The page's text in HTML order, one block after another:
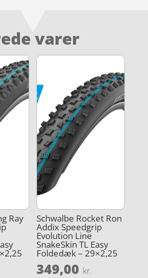
varer
Ray Schwalbe Rocket Ron
Addix Speedgrip
Evolution Line
SnakeSkin TL Easy
Foldedæk – 29×2,25
349,00 kr.